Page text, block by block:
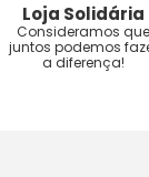
Loja Solidária
Consideramos que
juntos podemos
a diferença!